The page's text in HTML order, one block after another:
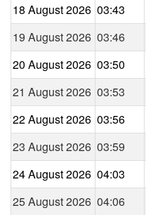
18 August 2026 03:43
19 August 2026 03:46
20 August 2026 03:50
21 August 2026 03:53
22 August 2026 03:56
23 August 2026 03:59
24 August 2026 04:03
25 August 2026 04:06